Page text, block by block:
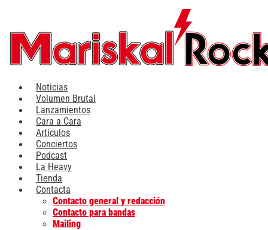
contenido
Noticias
Volumen Brutal
Lanzamientos
Cara a Cara
Artículos
Conciertos
Podcast
La Heavy
Tienda
Contacta
Contacto general y redacción
Contacto para bandas
Mailing